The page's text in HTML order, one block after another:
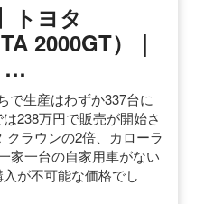
トヨタ
2000GT）｜
…
で生産はわずか337台に
238万円で販売が開始さ
ラウンの2倍、カローラ
家一台の自家用車がない
が不可能な価格でし